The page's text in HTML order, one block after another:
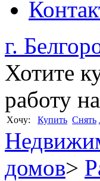
г.
Хотите
работу
Xочу: Купить Снять
домов>